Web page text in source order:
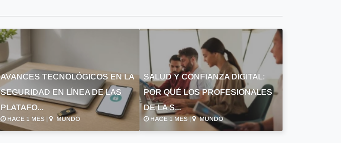
AVANCES TECNOLÓGICOS EN LA
SEGURIDAD EN LÍNEA DE LAS
PLATAFO...
HACE 1 MES | MUNDO
SALUD Y CONFIANZA DIGITAL:
POR QUÉ LOS PROFESIONALES
DE LA S...
HACE 1 MES | MUNDO